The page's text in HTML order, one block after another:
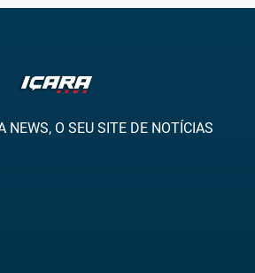
NEWS, O SEU SITE DE NOTÍCIAS